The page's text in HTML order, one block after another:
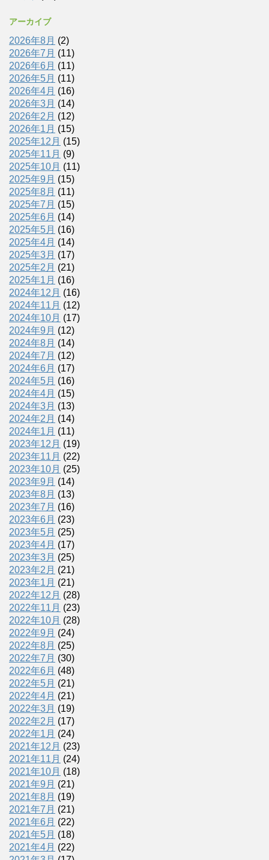
アーカイブ
2026年8月 (2)
2026年7月 (11)
2026年6月 (11)
2026年5月 (11)
2026年4月 (16)
2026年3月 (14)
2026年2月 (12)
2026年1月 (15)
2025年12月 (15)
2025年11月 (9)
2025年10月 (11)
2025年9月 (15)
2025年8月 (11)
2025年7月 (15)
2025年6月 (14)
2025年5月 (16)
2025年4月 (14)
2025年3月 (17)
2025年2月 (21)
2025年1月 (16)
2024年12月 (16)
2024年11月 (12)
2024年10月 (17)
2024年9月 (12)
2024年8月 (14)
2024年7月 (12)
2024年6月 (17)
2024年5月 (16)
2024年4月 (15)
2024年3月 (13)
2024年2月 (14)
2024年1月 (11)
2023年12月 (19)
2023年11月 (22)
2023年10月 (25)
2023年9月 (14)
2023年8月 (13)
2023年7月 (16)
2023年6月 (23)
2023年5月 (25)
2023年4月 (17)
2023年3月 (25)
2023年2月 (21)
2023年1月 (21)
2022年12月 (28)
2022年11月 (23)
2022年10月 (28)
2022年9月 (24)
2022年8月 (25)
2022年7月 (30)
2022年6月 (48)
2022年5月 (21)
2022年4月 (21)
2022年3月 (19)
2022年2月 (17)
2022年1月 (24)
2021年12月 (23)
2021年11月 (24)
2021年10月 (18)
2021年9月 (21)
2021年8月 (19)
2021年7月 (21)
2021年6月 (22)
2021年5月 (18)
2021年4月 (22)